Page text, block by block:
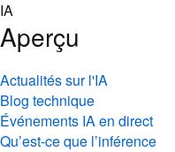
Skip
to
content
IA
Aperçu
Actualités sur l'IA
Blog technique
Événements IA en direct
Qu’est-ce que l’inférence